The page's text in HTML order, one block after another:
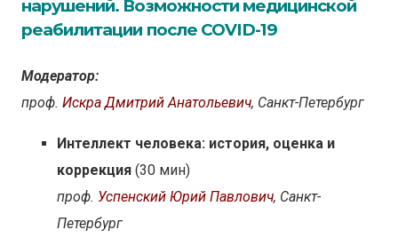
нарушений. Возможности медицинской
реабилитации после COVID-19
Модератор:
проф. Искра Дмитрий Анатольевич, Санкт-Петербург
Интеллект человека: история, оценка и
коррекция (30 мин)
проф. Успенский Юрий Павлович, Санкт-
Петербург